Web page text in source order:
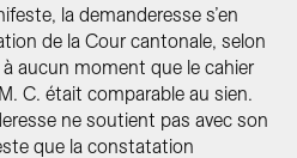
la demanderesse s’en
de la Cour cantonale, selon
à aucun moment que le cahier
C. était comparable au sien.
ne soutient pas avec son
que la constatation